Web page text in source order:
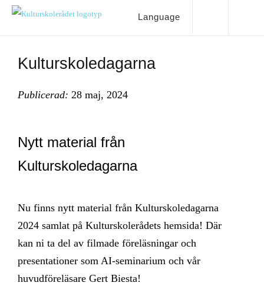
Language
Kulturskoledagarna
Publicerad: 28 maj, 2024
Nytt material från
Kulturskoledagarna
Nu finns nytt material från Kulturskoledagarna
2024 samlat på Kulturskolerådets hemsida! Där
kan ni ta del av filmade föreläsningar och
presentationer som AI-seminarium och vår
huvudföreläsare Gert Biesta!